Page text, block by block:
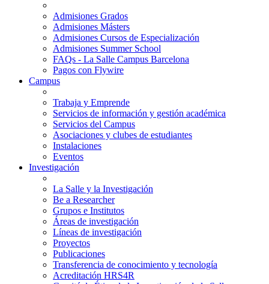
Admisiones Grados
Admisiones Másters
Admisiones Cursos de Especialización
Admisiones Summer School
FAQs - La Salle Campus Barcelona
Pagos con Flywire
Campus
Trabaja y Emprende
Servicios de información y gestión académica
Servicios del Campus
Asociaciones y clubes de estudiantes
Instalaciones
Eventos
Investigación
La Salle y la Investigación
Be a Researcher
Grupos e Institutos
Áreas de investigación
Líneas de investigación
Proyectos
Publicaciones
Transferencia de conocimiento y tecnología
Acreditación HRS4R